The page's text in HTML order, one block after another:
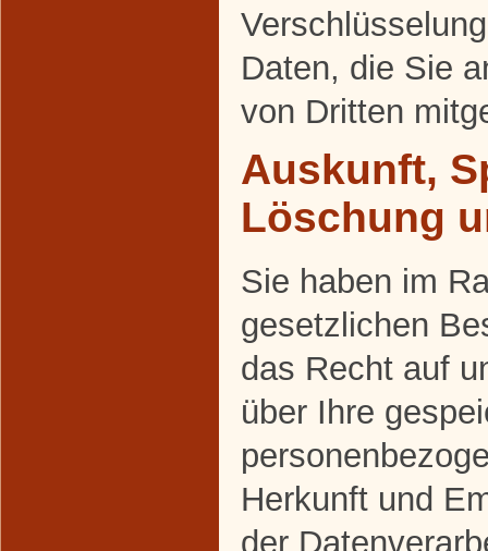
Daten, die Sie
von Dritten
Auskunft,
Löschung
Sie haben im
gesetzlichen
das Recht auf
über Ihre
Herkunft und
der